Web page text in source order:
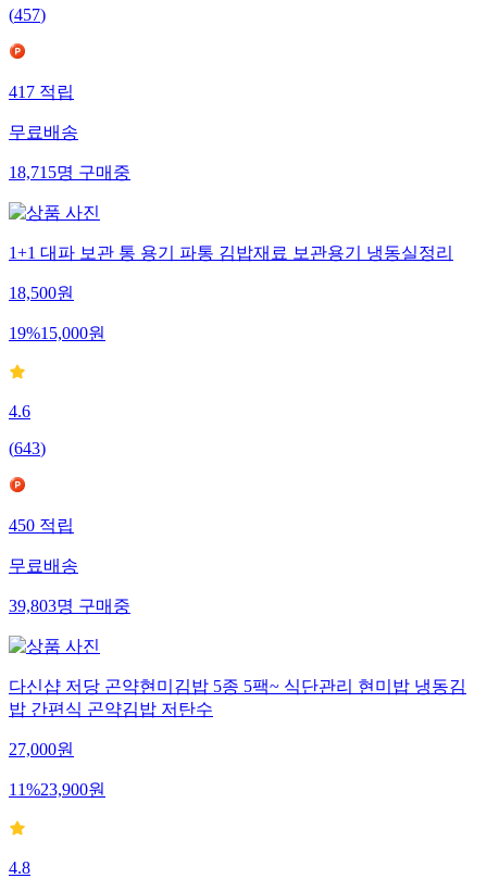
(457)
417적립
무료배송
18,715명구매중
1+1 대파 보관 통 용기 파통 김밥재료 보관용기 냉동실정리
18,500원
19%15,000원
4.6
(643)
450적립
무료배송
39,803명구매중
다신샵 저당 곤약현미김밥 5종 5팩~ 식단관리 현미밥 냉동김
밥 간편식 곤약김밥 저탄수
27,000원
11%23,900원
4.8